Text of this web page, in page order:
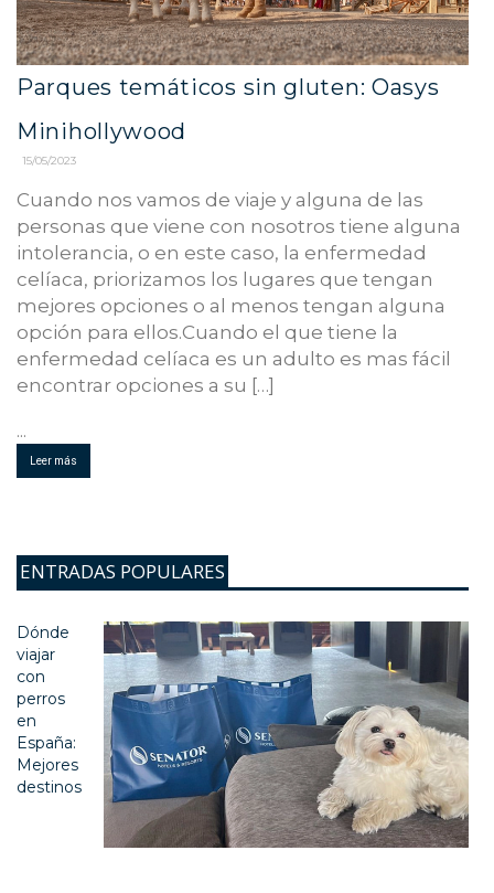
Parques temáticos sin gluten: Oasys
Minihollywood
15/05/2023
Cuando nos vamos de viaje y alguna de las
personas que viene con nosotros tiene alguna
intolerancia, o en este caso, la enfermedad
celíaca, priorizamos los lugares que tengan
mejores opciones o al menos tengan alguna
opción para ellos.Cuando el que tiene la
enfermedad celíaca es un adulto es mas fácil
encontrar opciones a su […]
...
Leer más
ENTRADAS POPULARES
Dónde
viajar
con
perros
en
España:
Mejores
destinos